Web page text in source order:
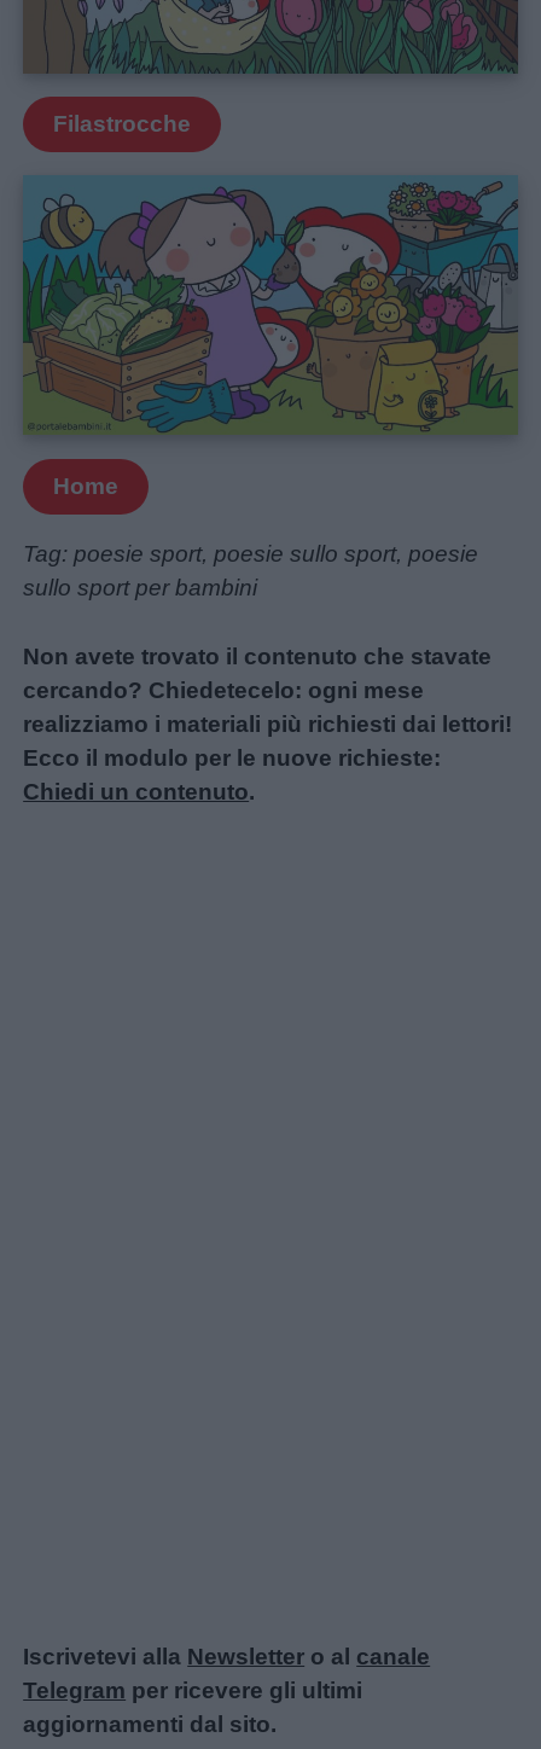
Filastrocche
Home
Tag: poesie sport, poesie sullo sport, poesie
sullo sport per bambini
Non avete trovato il contenuto che stavate
cercando? Chiedetecelo: ogni mese
realizziamo i materiali più richiesti dai lettori!
Ecco il modulo per le nuove richieste:
Chiedi un contenuto.
Iscrivetevi alla Newsletter o al canale
Telegram per ricevere gli ultimi
aggiornamenti dal sito.